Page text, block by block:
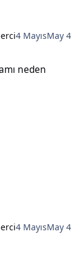
4 MayısMay 4
neden
4 MayısMay 4